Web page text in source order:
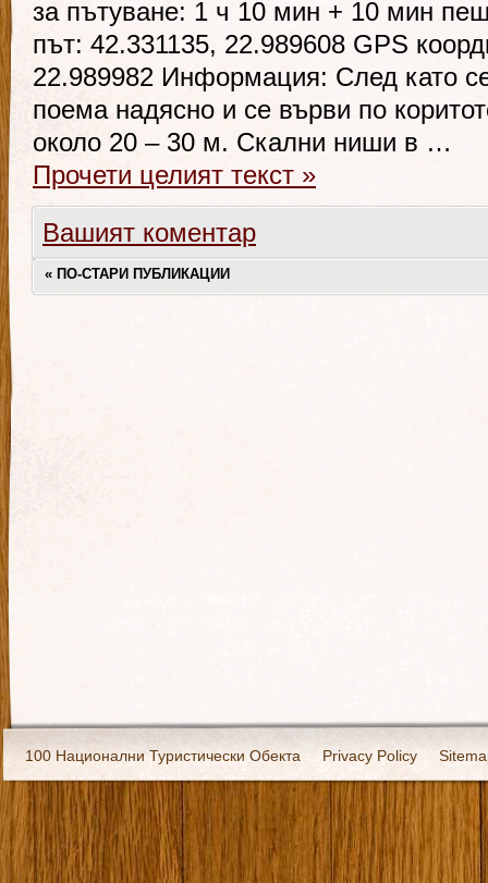
за пътуване: 1 ч 10 мин + 10 мин
път: 42.331135, 22.989608 GPS
22.989982 Информация: След като
поема надясно и се върви по
около 20 – 30 м. Скални ниши в …
Прочети целият текст »
Вашият коментар
« ПО-СТАРИ ПУБЛИКАЦИИ
100 Национални Туристически Обекта Privacy Policy
Екипировка За нас Имало едно време Кивоторият.
Ковчега със светите мощи на Свети Григорий Каллидис